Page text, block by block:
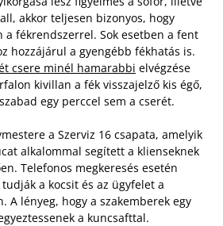
akkor teljesen bizonyos, hogy
fékrendszerrel. Sok esetben a fent
hozzájárul a gyengébb fékhatás is.
csere minél hamarabbi elvégzése
kivillan a fék visszajelző kis égő,
egy perccel sem a cserét.
a Szerviz 16 csapata, amelyik
alkalommal segített a klienseknek
Telefonos megkeresés esetén
a kocsit és az ügyfelet a
A lényeg, hogy a szakemberek egy
a kuncsafttal.